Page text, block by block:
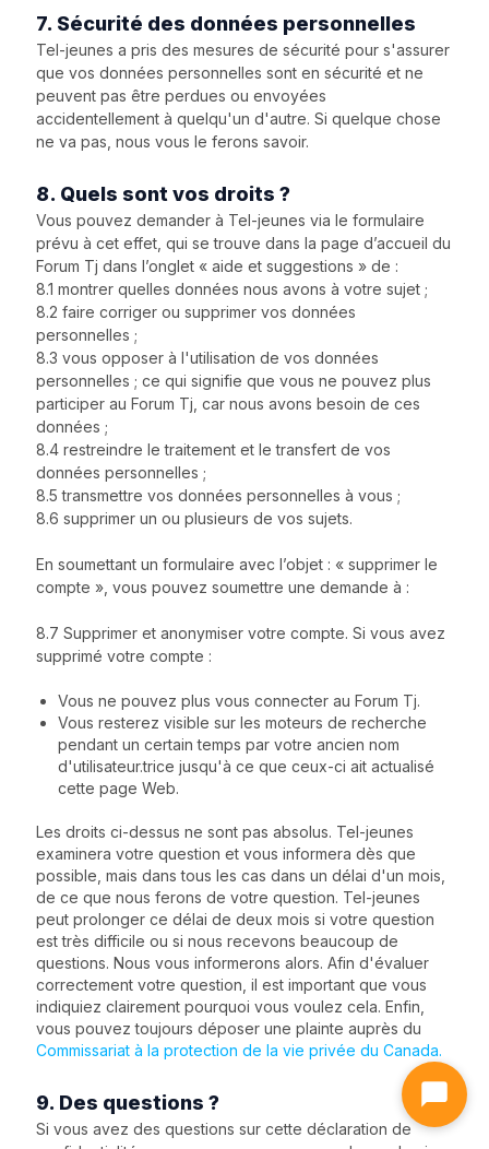
7. Sécurité des données personnelles
Tel-jeunes a pris des mesures de sécurité pour s'assurer
que vos données personnelles sont en sécurité et ne
peuvent pas être perdues ou envoyées
accidentellement à quelqu'un d'autre. Si quelque chose
ne va pas, nous vous le ferons savoir.
8. Quels sont vos droits ?
Vous pouvez demander à Tel-jeunes via le formulaire
prévu à cet effet, qui se trouve dans la page d’accueil du
Forum Tj dans l’onglet « aide et suggestions » de :
8.1 montrer quelles données nous avons à votre sujet ;
8.2 faire corriger ou supprimer vos données
personnelles ;
8.3 vous opposer à l'utilisation de vos données
personnelles ; ce qui signifie que vous ne pouvez plus
participer au Forum Tj, car nous avons besoin de ces
données ;
8.4 restreindre le traitement et le transfert de vos
données personnelles ;
8.5 transmettre vos données personnelles à vous ;
8.6 supprimer un ou plusieurs de vos sujets.
En soumettant un formulaire avec l’objet : « supprimer le
compte », vous pouvez soumettre une demande à :
8.7 Supprimer et anonymiser votre compte. Si vous avez
supprimé votre compte :
Vous ne pouvez plus vous connecter au Forum Tj.
Vous resterez visible sur les moteurs de recherche
pendant un certain temps par votre ancien nom
d'utilisateur.trice jusqu'à ce que ceux-ci ait actualisé
cette page Web.
Les droits ci-dessus ne sont pas absolus. Tel-jeunes
examinera votre question et vous informera dès que
possible, mais dans tous les cas dans un délai d'un mois,
de ce que nous ferons de votre question. Tel-jeunes
peut prolonger ce délai de deux mois si votre question
est très difficile ou si nous recevons beaucoup de
questions. Nous vous informerons alors. Afin d'évaluer
correctement votre question, il est important que vous
indiquiez clairement pourquoi vous voulez cela. Enfin,
vous pouvez toujours déposer une plainte auprès du
Commissariat à la protection de la vie privée du Canada.
9. Des questions ?
Si vous avez des questions sur cette déclaration de